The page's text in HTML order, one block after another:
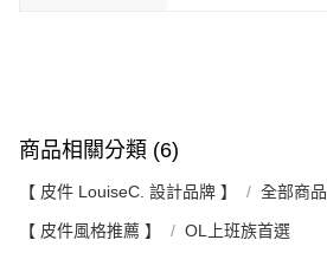
商品相關分類 (6)
【 皮件 LouiseC. 設計品牌 】 全部商品
【 皮件風格推薦 】 OL上班族首選